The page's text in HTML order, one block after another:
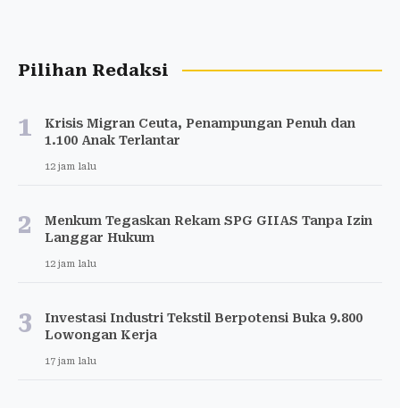
Pilihan Redaksi
1
Krisis Migran Ceuta, Penampungan Penuh dan
1.100 Anak Terlantar
12 jam lalu
2
Menkum Tegaskan Rekam SPG GIIAS Tanpa Izin
Langgar Hukum
12 jam lalu
3
Investasi Industri Tekstil Berpotensi Buka 9.800
Lowongan Kerja
17 jam lalu